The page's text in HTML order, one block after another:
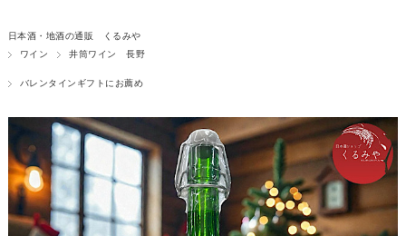
日本酒・地酒の通販 くるみや
ワイン
井筒ワイン 長野
バレンタインギフトにお薦め